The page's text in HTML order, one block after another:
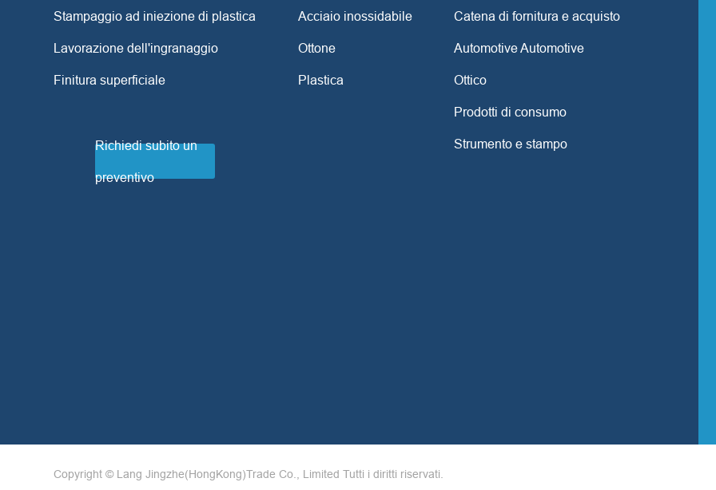
Stampaggio ad iniezione di plastica
Lavorazione dell'ingranaggio
Finitura superficiale
Richiedi subito un
preventivo
Acciaio inossidabile
Ottone
Plastica
Catena di fornitura e acquisto
Automotive Automotive
Ottico
Prodotti di consumo
Strumento e stampo
Copyright © Lang Jingzhe(HongKong)Trade Co., Limited Tutti i diritti riservati.